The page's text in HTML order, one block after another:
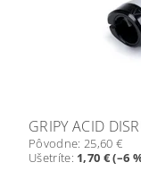
GRIPY ACID
Pôvodne: 25,60 €
Ušetríte: 1,70 € (–6